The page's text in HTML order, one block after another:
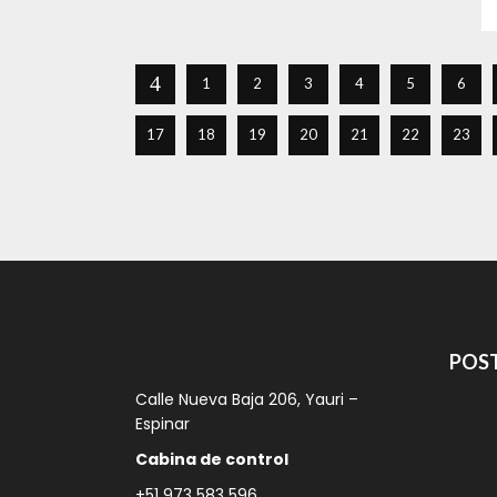
1 2 3 4 5 6
17 18 19 20 21 22 23
Calle Nueva Baja 206, Yauri –
Espinar
Cabina de control